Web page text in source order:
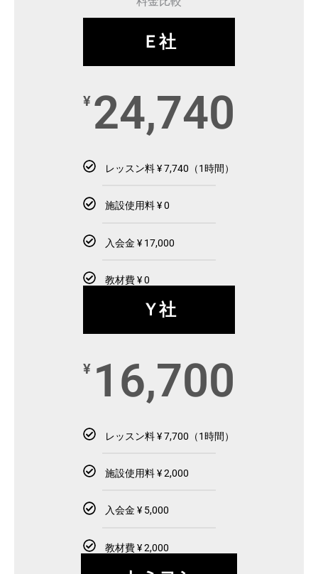
Ｅ社
¥ 24,740
レッスン料 ¥ 7,740（1時間）
施設使用料 ¥ 0
入会金 ¥ 17,000
教材費 ¥ 0
Ｙ社
¥ 16,700
レッスン料 ¥ 7,700（1時間）
施設使用料 ¥ 2,000
入会金 ¥ 5,000
教材費 ¥ 2,000